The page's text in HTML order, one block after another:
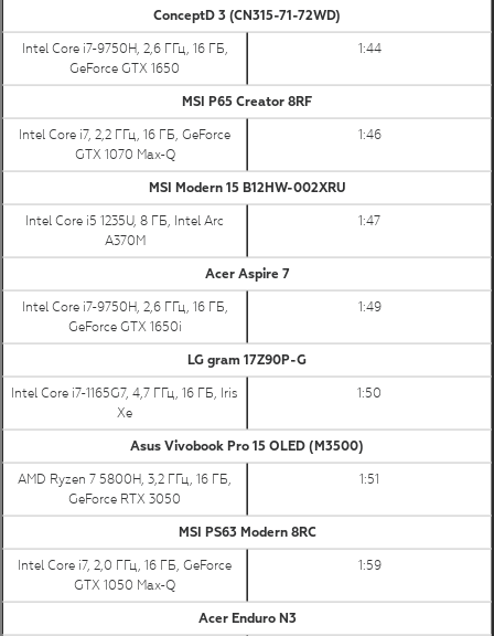
ConceptD 3 (CN315-71-72WD)
Intel Core i7-9750H, 2,6 ГГц, 16 ГБ,
GeForce GTX 1650
1:44
MSI P65 Creator 8RF
Intel Core i7, 2,2 ГГц, 16 ГБ, GeForce
GTX 1070 Max-Q
1:46
MSI Modern 15 B12HW-002XRU
Intel Core i5 1235U, 8 ГБ, Intel Arc
A370M
1:47
Acer Aspire 7
Intel Core i7-9750H, 2,6 ГГц, 16 ГБ,
GeForce GTX 1650i
1:49
LG gram 17Z90P-G
Intel Core i7-1165G7, 4,7 ГГц, 16 ГБ, Iris
Xe
1:50
Asus Vivobook Pro 15 OLED (M3500)
AMD Ryzen 7 5800H, 3,2 ГГц, 16 ГБ,
GeForce RTX 3050
1:51
MSI PS63 Modern 8RC
Intel Core i7, 2,0 ГГц, 16 ГБ, GeForce
GTX 1050 Max-Q
1:59
Acer Enduro N3